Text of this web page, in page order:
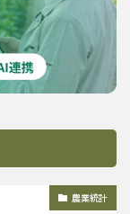
農業統計